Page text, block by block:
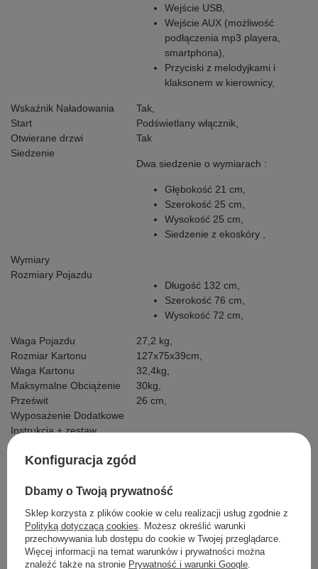
Wejście USB,
Wejście AUX (możliwość
podłączenia mp3 playera,
smartphona),
Przyciski z melodyjkami i
klaksonem w kierownicy,
Wskaźnik Naładowania
Tak,
Start
Podświetlany włącznik,
Otwierane drzwi
Tak
Siedzenie
Dwa siedzenie o wymiarach :
Głębokość 21 cm,
Szerokość 25 cm,
Wysokość 25 cm,
Siedzenie z ekoskóry ,
Wymiary
Rozmiary Pojazdu
Długość 132 cm,
Szerokość 76 cm,
Wysokość 72 cm,
Waga Pojazdu
27,2 kg,
Rozmiar Kartonu
127x75x39cm,
Waga Kartonu
32,4kg,
Maksymalne Obciążenie
30kg,
Prześwit
26 cm,
Wyposażenie Dodatkowe
Instrukcja + zestaw
Ładowarka z diodą
baterii
Szczegółowe dane
Konfiguracja zgód
Dbamy o Twoją prywatność
Sklep korzysta z plików cookie w celu realizacji usług zgodnie z
Polityką dotyczącą cookies. Możesz określić warunki
przechowywania lub dostępu do cookie w Twojej przeglądarce.
Więcej informacji na temat warunków i prywatności można
znaleźć także na stronie Prywatność i warunki Google.